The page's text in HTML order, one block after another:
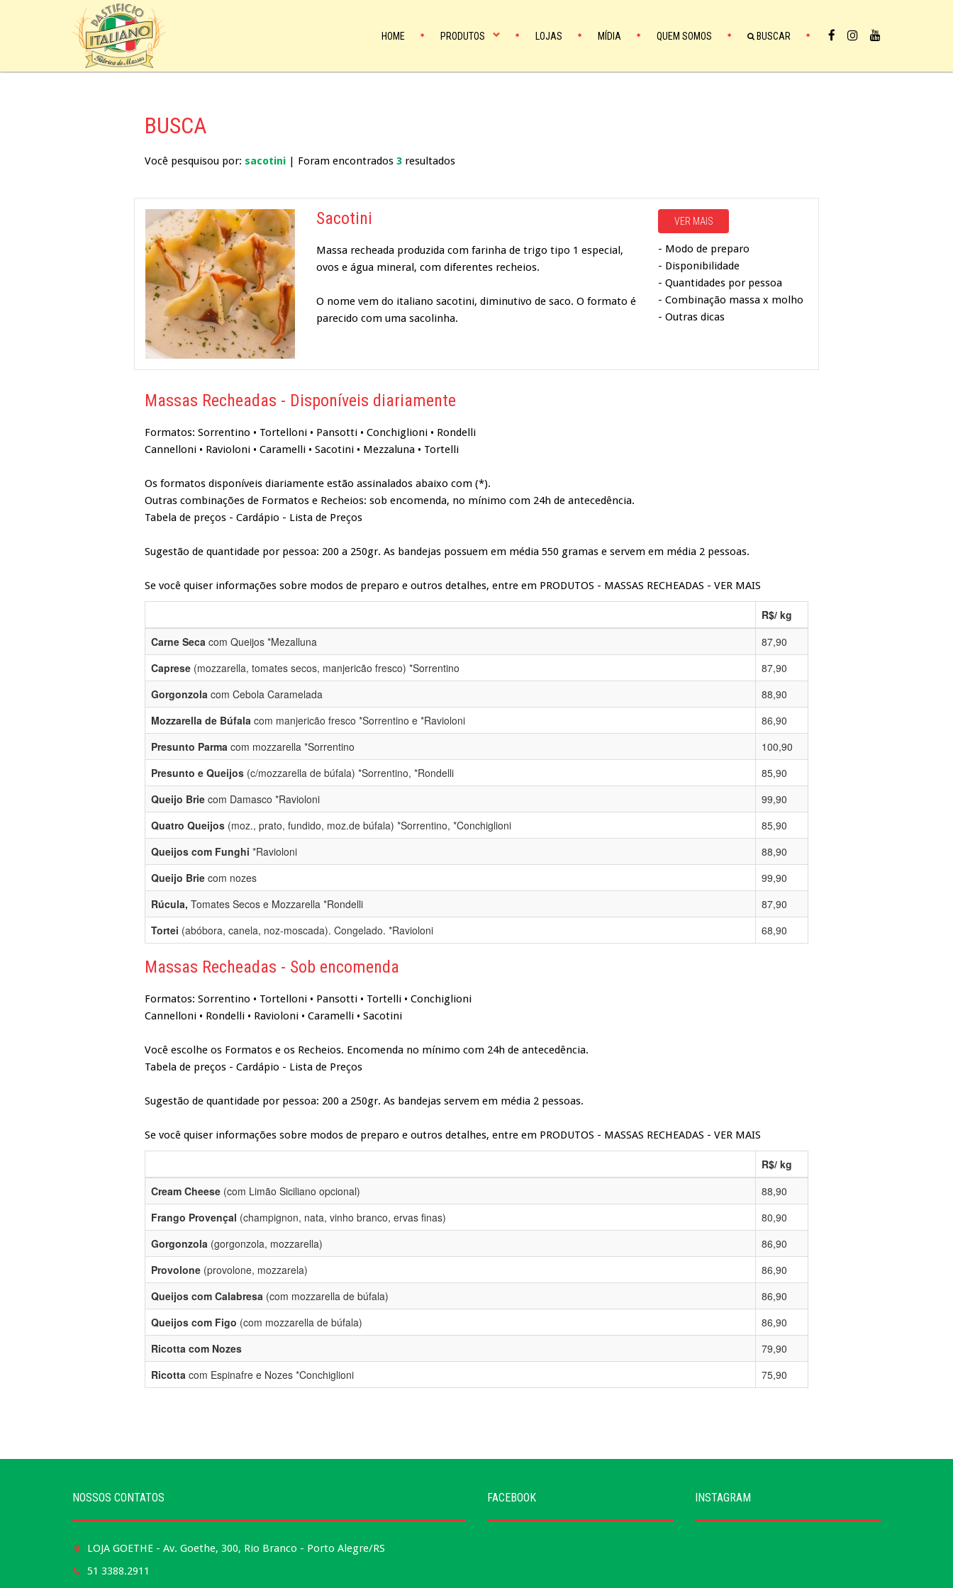
HOME PRODUTOS LOJAS MÍDIA QUEM SOMOS BUSCAR
BUSCA
Você pesquisou por: sacotini| Foram encontrados 3resultados
Sacotini
Massa recheada produzida com farinha de trigo tipo 1 especial,
ovos e água mineral, com diferentes recheios.
O nome vem do italiano sacotini, diminutivo de saco. O formato é
parecido com uma sacolinha.
VER MAIS
- Modo de preparo
- Disponibilidade
- Quantidades por pessoa
- Combinação massa x molho
- Outras dicas
Massas Recheadas - Disponíveis diariamente
Formatos: Sorrentino • Tortelloni • Pansotti • Conchiglioni • Rondelli
Cannelloni • Ravioloni • Caramelli • Sacotini • Mezzaluna • Tortelli
Os formatos disponíveis diariamente estão assinalados abaixo com (*).
Outras combinações de Formatos e Recheios: sob encomenda, no mínimo com 24h de antecedência.
Tabela de preços - Cardápio - Lista de Preços
Sugestão de quantidade por pessoa: 200 a 250gr. As bandejas possuem em média 550 gramas e servem em média 2 pessoas.
Se você quiser informações sobre modos de preparo e outros detalhes, entre em PRODUTOS - MASSAS RECHEADAS - VER MAIS
R$/ kg
Carne Secacom Queijos *Mezalluna
87,90
Caprese(mozzarella, tomates secos, manjericão fresco) *Sorrentino
87,90
Gorgonzola com Cebola Caramelada
88,90
Mozzarella de Búfalacom manjericão fresco *Sorrentino e *Ravioloni
86,90
Presunto Parmacom mozzarella *Sorrentino
100,90
Presunto e Queijos(c/mozzarella de búfala) *Sorrentino, *Rondelli
85,90
Queijo Briecom Damasco *Ravioloni
99,90
Quatro Queijos(moz., prato, fundido, moz.de búfala) *Sorrentino, *Conchiglioni
85,90
Queijos com Funghi *Ravioloni
88,90
Queijo Briecom nozes
99,90
Rúcula, Tomates Secos e Mozzarella *Rondelli
87,90
Tortei (abóbora, canela, noz-moscada). Congelado. *Ravioloni 68,90
Massas Recheadas - Sob encomenda
Formatos: Sorrentino • Tortelloni • Pansotti • Tortelli • Conchiglioni
Cannelloni • Rondelli • Ravioloni • Caramelli • Sacotini
Você escolhe os Formatos e os Recheios. Encomenda no mínimo com 24h de antecedência.
Tabela de preços - Cardápio - Lista de Preços
Sugestão de quantidade por pessoa: 200 a 250gr. As bandejas servem em média 2 pessoas.
Se você quiser informações sobre modos de preparo e outros detalhes, entre em PRODUTOS - MASSAS RECHEADAS - VER MAIS
R$/ kg
Cream Cheese (com Limão Siciliano opcional)
88,90
Frango Provençal (champignon, nata, vinho branco, ervas finas)
80,90
Gorgonzola (gorgonzola, mozzarella)
86,90
Provolone(provolone, mozzarela)
86,90
Queijos com Calabresa (com mozzarella de búfala)
86,90
Queijos com Figo (com mozzarella de búfala)
86,90
Ricotta com Nozes
79,90
Ricottacom Espinafre e Nozes *Conchiglioni 75,90
NOSSOS CONTATOS
LOJA GOETHE - Av. Goethe, 300, Rio Branco - Porto Alegre/RS
51 3388.2911
FACEBOOK INSTAGRAM